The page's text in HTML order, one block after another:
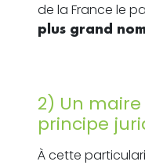
de la France le
plus grand
2) Un
principe
À cette